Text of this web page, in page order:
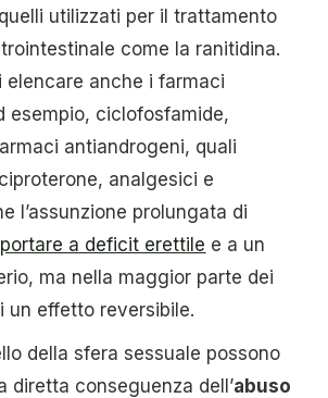
utilizzati per il trattamento
come la ranitidina.
elencare anche i farmaci
esempio, ciclofosfamide,
antiandrogeni, quali
analgesici e
l’assunzione prolungata di
a deficit erettile e a un
ma nella maggior parte dei
un effetto reversibile.
della sfera sessuale possono
diretta conseguenza dell’abuso